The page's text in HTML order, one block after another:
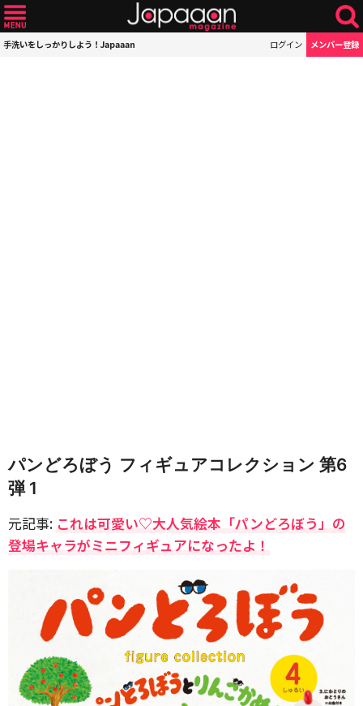
手洗いをしっかりしよう！Japaaan ログイン メンバー登録
パンどろぼう フィギュアコレクション 第6
弾 1
元記事: これは可愛い♡大人気絵本「パンどろぼう」の
登場キャラがミニフィギュアになったよ！